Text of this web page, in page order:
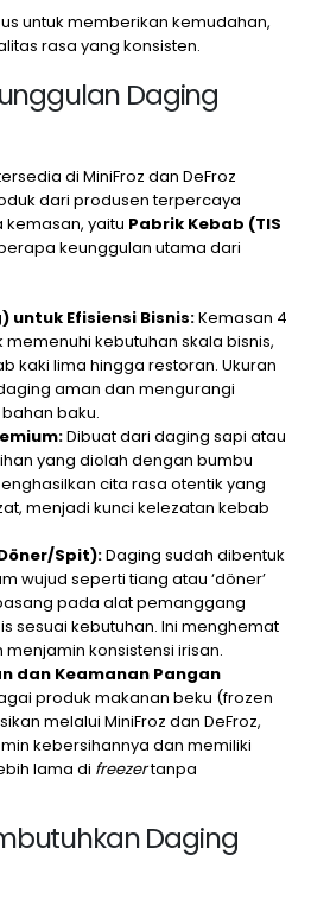
untuk memberikan kemudahan,
rasa yang konsisten.
Daging
di MiniFroz dan DeFroz
dari produsen terpercaya
yaitu Pabrik Kebab (TIS
keunggulan utama dari
untuk Efisiensi Bisnis:Kemasan 4
kebutuhan skala bisnis,
kaki lima hingga restoran. Ukuran
aman dan mengurangi
baku.
Dibuat dari daging sapi atau
yang diolah dengan bumbu
cita rasa otentik yang
menjadi kunci kelezatan kebab
Spit):Daging sudah dibentuk
wujud seperti tiang atau ‘döner’
pada alat pemanggang
sesuai kebutuhan. Ini menghemat
konsistensi irisan.
dan Keamanan Pangan
produk makanan beku (frozen
melalui MiniFroz dan DeFroz,
kebersihannya dan memiliki
lama di freezertanpa
Daging